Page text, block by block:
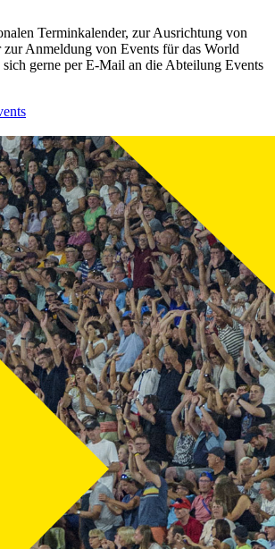
Terminkalender, zur Ausrichtung von
zur Anmeldung von Events für das World
gerne per E-Mail an die Abteilung Events